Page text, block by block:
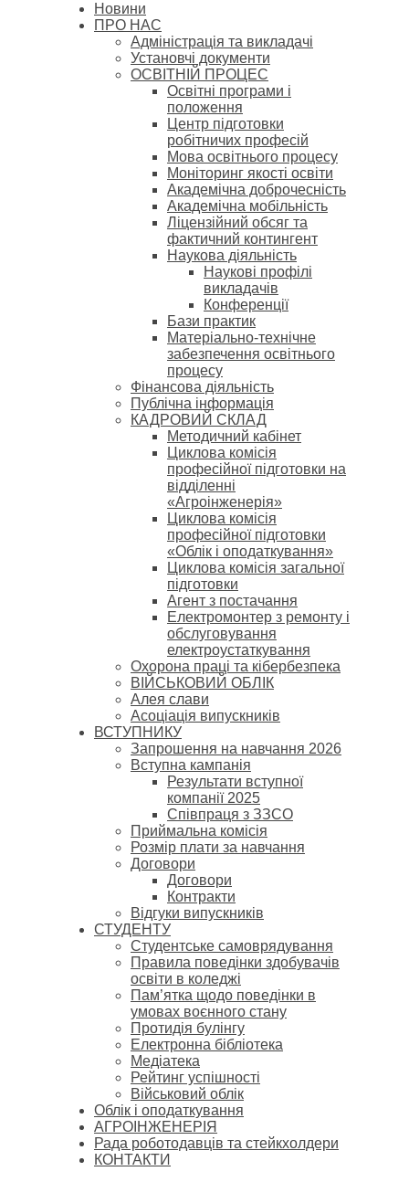
Новини
ПРО НАС
Адміністрація та викладачі
Установчі документи
ОСВІТНІЙ ПРОЦЕС
Освітні програми і
положення
Центр підготовки
робітничих професій
Мова освітнього процесу
Моніторинг якості освіти
Академічна доброчесність
Академічна мобільність
Ліцензійний обсяг та
фактичний контингент
Наукова діяльність
Наукові профілі
викладачів
Конференції
Бази практик
Матеріально-технічне
забезпечення освітнього
процесу
Фінансова діяльність
Публічна інформація
КАДРОВИЙ СКЛАД
Методичний кабінет
Циклова комісія
професійної підготовки на
відділенні
«Агроінженерія»
Циклова комісія
професійної підготовки
«Облік і оподаткування»
Циклова комісія загальної
підготовки
Агент з постачання
Електромонтер з ремонту і
обслуговування
електроустаткування
Охорона праці та кібербезпека
ВІЙСЬКОВИЙ ОБЛІК
Алея слави
Асоціація випускників
ВСТУПНИКУ
Запрошення на навчання 2026
Вступна кампанія
Результати вступної
компанії 2025
Співпраця з ЗЗСО
Приймальна комісія
Розмір плати за навчання
Договори
Договори
Контракти
Відгуки випускників
СТУДЕНТУ
Cтудентське самоврядування
Правила поведінки здобувачів
освіти в коледжі
Пам’ятка щодо поведінки в
умовах воєнного стану
Протидія булінгу
Електронна бібліотека
Медіатека
Рейтинг успішності
Військовий облік
Облік і оподаткування
АГРОІНЖЕНЕРІЯ
Рада роботодавців та стейкхолдери
КОНТАКТИ